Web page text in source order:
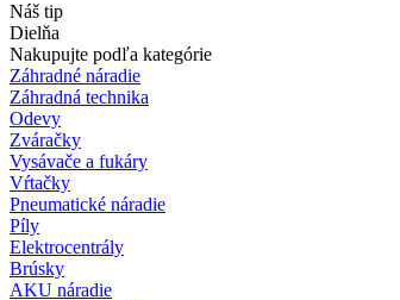
Náš tip
Dielňa
Nakupujte podľa kategórie
Záhradné náradie
Záhradná technika
Odevy
Zváračky
Vysávače a fukáry
Vŕtačky
Pneumatické náradie
Píly
Elektrocentrály
Brúsky
AKU náradie